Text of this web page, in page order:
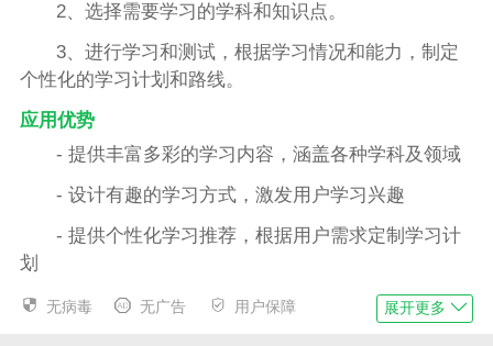
2、选择需要学习的学科和知识点。
3、进行学习和测试，根据学习情况和能力，制定
个性化的学习计划和路线。
应用优势
- 提供丰富多彩的学习内容，涵盖各种学科及领域
- 设计有趣的学习方式，激发用户学习兴趣
- 提供个性化学习推荐，根据用户需求定制学习计
划
- 提供实时答疑辅导服务，帮助用户解决学习问题
无病毒 无广告 用户保障 展开更多